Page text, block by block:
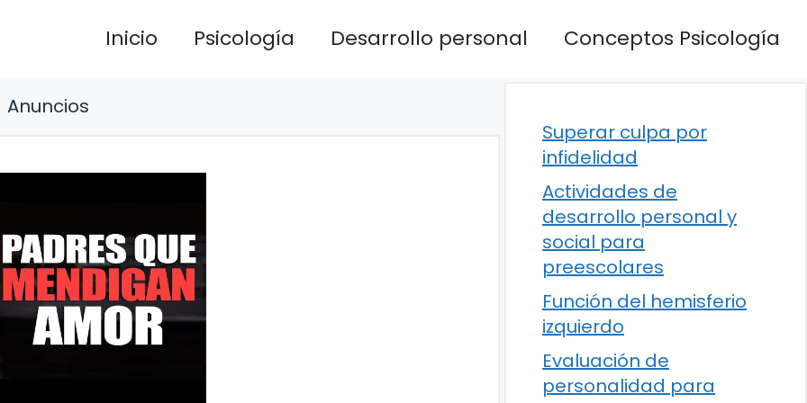
Inicio Psicología Desarrollo personal Conceptos Psicología
Anuncios
Superar culpa por
infidelidad
Actividades de
desarrollo personal y
social para
preescolares
Función del hemisferio
izquierdo
Evaluación de
personalidad para